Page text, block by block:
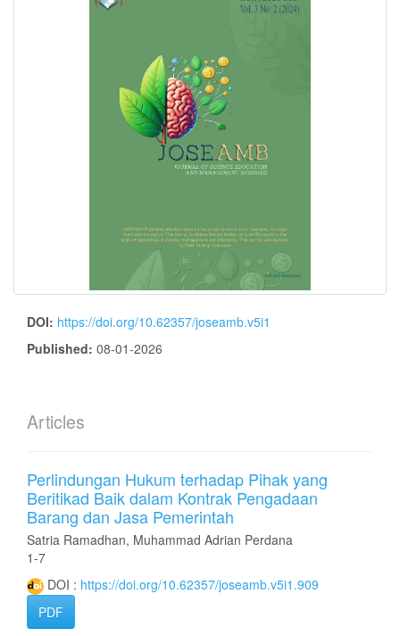
DOI: https://doi.org/10.62357/joseamb.v5i1
Published: 08-01-2026
Articles
Perlindungan Hukum terhadap Pihak yang
Beritikad Baik dalam Kontrak Pengadaan
Barang dan Jasa Pemerintah
Satria Ramadhan, Muhammad Adrian Perdana
1-7
DOI : https://doi.org/10.62357/joseamb.v5i1.909
PDF